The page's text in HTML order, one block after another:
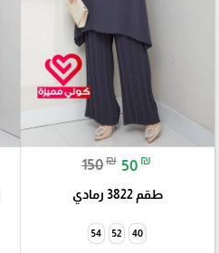
150₪ 50 ₪
طقم 3822 رمادي
40
52
54